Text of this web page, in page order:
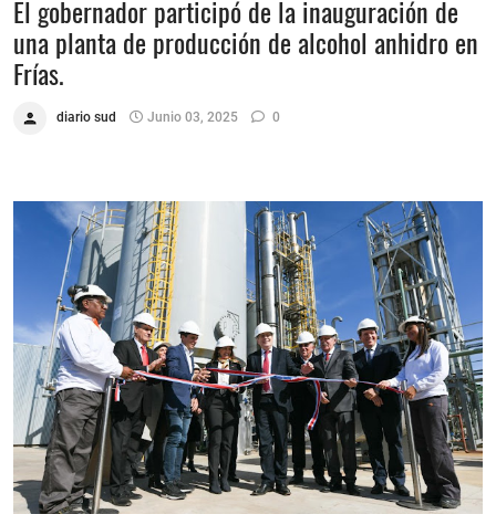
El gobernador participó de la inauguración de
una planta de producción de alcohol anhidro en
Frías.
diario sud Junio 03, 2025 0